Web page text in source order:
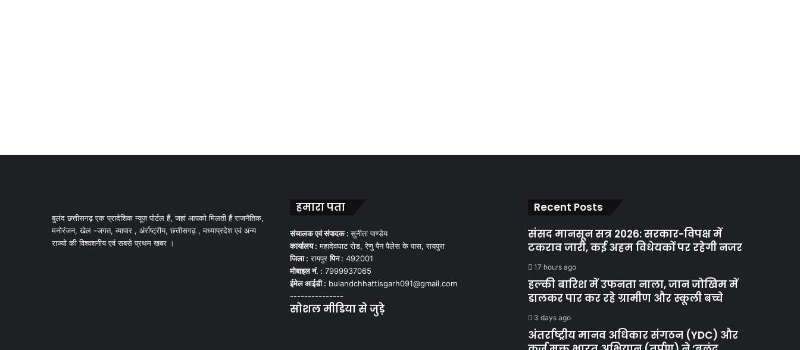
बुलंद छत्तीसगढ़ एक प्रादेशिक न्यूज़ पोर्टल हैं, जहां आपको मिलती हैं राजनैतिक,
मनोरंजन, खेल -जगत, व्यापार , अंर्राष्ट्रीय, छत्तीसगढ़ , मध्याप्रदेश एवं अन्य
राज्यो की विश्वशनीय एवं सबसे प्रथम खबर ।
हमारा पता
संचालक एवं संपादक :सुनीता पाण्डेय
कार्यालय : महादेवघाट रोड, रेणु पैन पैलेस के पास, रायपुरा
जिला : रायपुरपिन : 492001
मोबाइल नं. : 7999937065
ईमेल आईडी : bulandchhattisgarh091@gmail.com
---------------
सोशल मीडिया से जुड़े
Recent Posts
संसद मानसून सत्र 2026: सरकार-विपक्ष में
टकराव जारी, कई अहम विधेयकों पर रहेगी नजर
17 hours ago
हल्की बारिश में उफनता नाला, जान जोखिम में
डालकर पार कर रहे ग्रामीण और स्कूली बच्चे
3 days ago
अंतर्राष्ट्रीय मानव अधिकार संगठन (YDC) और